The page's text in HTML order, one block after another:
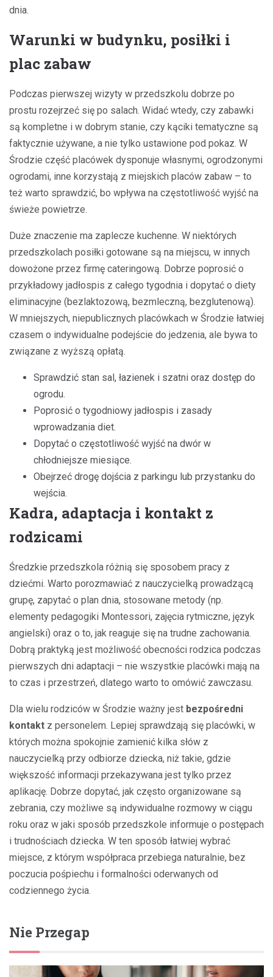
dnia.
Warunki w budynku, posiłki i
plac zabaw
Podczas pierwszej wizyty w przedszkolu dobrze po
prostu rozejrzeć się po salach. Widać wtedy, czy zabawki
są kompletne i w dobrym stanie, czy kąciki tematyczne są
faktycznie używane, a nie tylko ustawione pod pokaz. W
Środzie część placówek dysponuje własnymi, ogrodzonymi
ogrodami, inne korzystają z miejskich placów zabaw – to
też warto sprawdzić, bo wpływa na częstotliwość wyjść na
świeże powietrze.
Duże znaczenie ma zaplecze kuchenne. W niektórych
przedszkolach posiłki gotowane są na miejscu, w innych
dowożone przez firmę cateringową. Dobrze poprosić o
przykładowy jadłospis z całego tygodnia i dopytać o diety
eliminacyjne (bezlaktozową, bezmleczną, bezglutenową).
W mniejszych, niepublicznych placówkach w Środzie łatwiej
czasem o indywidualne podejście do jedzenia, ale bywa to
związane z wyższą opłatą.
Sprawdzić stan sal, łazienek i szatni oraz dostęp do
ogrodu.
Poprosić o tygodniowy jadłospis i zasady
wprowadzania diet.
Dopytać o częstotliwość wyjść na dwór w
chłodniejsze miesiące.
Obejrzeć drogę dojścia z parkingu lub przystanku do
wejścia.
Kadra, adaptacja i kontakt z
rodzicami
Średzkie przedszkola różnią się sposobem pracy z
dziećmi. Warto porozmawiać z nauczycielką prowadzącą
grupę, zapytać o plan dnia, stosowane metody (np.
elementy pedagogiki Montessori, zajęcia rytmiczne, język
angielski) oraz o to, jak reaguje się na trudne zachowania.
Dobrą praktyką jest możliwość obecności rodzica podczas
pierwszych dni adaptacji – nie wszystkie placówki mają na
to czas i przestrzeń, dlatego warto to omówić zawczasu.
Dla wielu rodziców w Środzie ważny jest bezpośredni
kontakt z personelem. Lepiej sprawdzają się placówki, w
których można spokojnie zamienić kilka słów z
nauczycielką przy odbiorze dziecka, niż takie, gdzie
większość informacji przekazywana jest tylko przez
aplikację. Dobrze dopytać, jak często organizowane są
zebrania, czy możliwe są indywidualne rozmowy w ciągu
roku oraz w jaki sposób przedszkole informuje o postępach
i trudnościach dziecka. W ten sposób łatwiej wybrać
miejsce, z którym współpraca przebiega naturalnie, bez
poczucia pośpiechu i formalności oderwanych od
codziennego życia.
Nie Przegap